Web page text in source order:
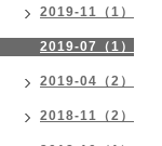
2019-11（1）
2019-07（1）
2019-04（2）
2018-11（2）